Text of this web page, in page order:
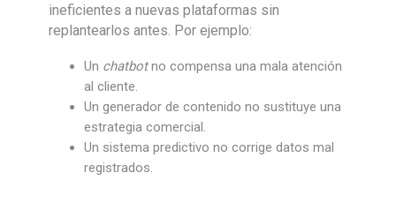
ineficientes a nuevas plataformas sin
replantearlos antes. Por ejemplo:
Un chatbotno compensa una mala atención
al cliente.
Un generador de contenido no sustituye una
estrategia comercial.
Un sistema predictivo no corrige datos mal
registrados.